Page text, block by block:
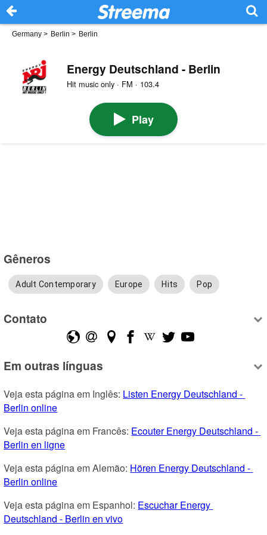
Germany > Berlin > Berlin
Energy Deutschland - Berlin
Hit music only · FM · 103.4
Play
Gêneros
Adult Contemporary Europe Hits Pop
Contato
Em outras línguas
Veja esta página em Inglês: Listen Energy Deutschland -
Berlin online
Veja esta página em Francês: Ecouter Energy Deutschland -
Berlin en ligne
Veja esta página em Alemão: Hören Energy Deutschland -
Berlin online
Veja esta página em Espanhol: Escuchar Energy
Deutschland - Berlin en vivo